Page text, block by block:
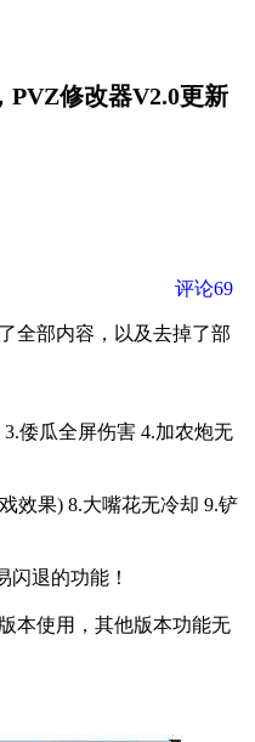
PVZ修改器V2.0更新
评论69
全部内容，以及去掉了部
倭瓜全屏伤害 4.加农炮无
效果) 8.大嘴花无冷却 9.铲
闪退的功能！
本使用，其他版本功能无